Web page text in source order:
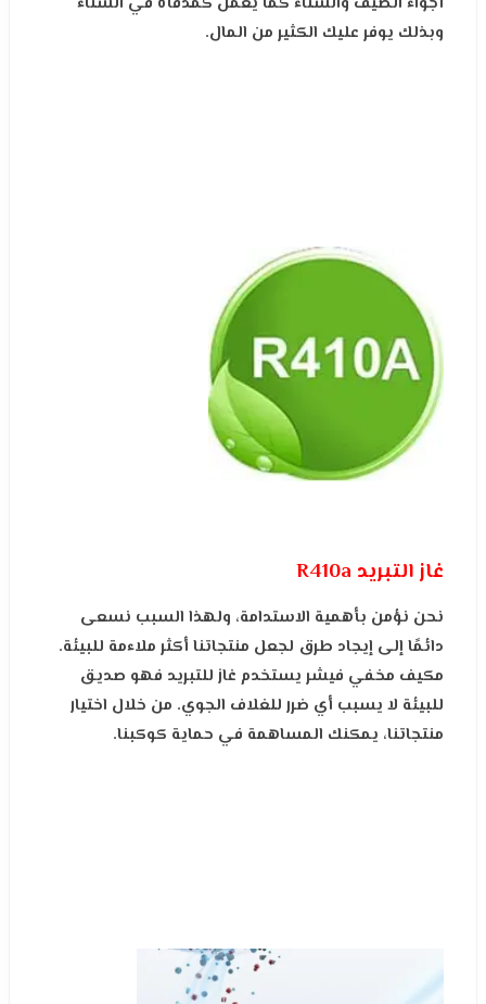
وبذلك يوفر عليك الكثير من المال.
غاز التبريد R410a
نحن نؤمن بأهمية الاستدامة، ولهذا السبب نسعى
دائمًا إلى إيجاد طرق لجعل منتجاتنا أكثر ملاءمة للبيئة.
مكيف مخفي فيشر يستخدم غاز للتبريد فهو صديق
للبيئة لا يسبب أي ضرر للغلاف الجوي. من خلال اختيار
منتجاتنا، يمكنك المساهمة في حماية كوكبنا.